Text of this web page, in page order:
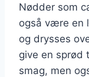
Nødder som
også være en
og drysses
give en sprød
smag, men